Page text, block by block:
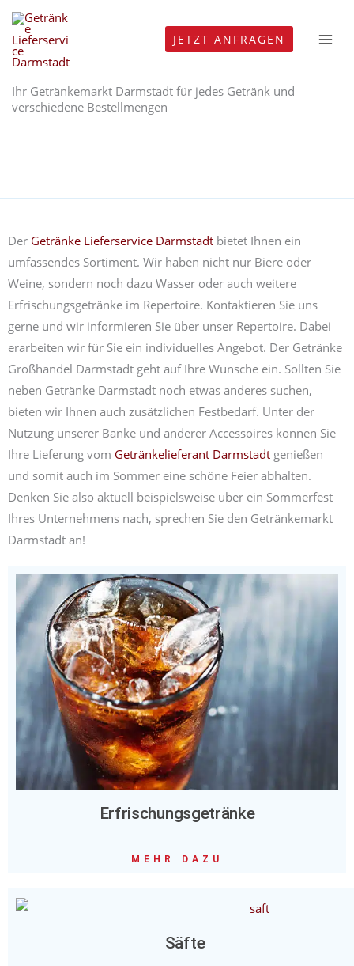
Zum
Inhalt
springen
JETZT ANFRAGEN
Ihr Getränkemarkt Darmstadt für jedes Getränk und
verschiedene Bestellmengen
Der Getränke Lieferservice Darmstadt bietet Ihnen ein
umfassendes Sortiment. Wir haben nicht nur Biere oder
Weine, sondern noch dazu Wasser oder auch weitere
Erfrischungsgetränke im Repertoire. Kontaktieren Sie uns
gerne und wir informieren Sie über unser Repertoire. Dabei
erarbeiten wir für Sie ein individuelles Angebot. Der Getränke
Großhandel Darmstadt geht auf Ihre Wünsche ein. Sollten Sie
neben Getränke Darmstadt noch etwas anderes suchen,
bieten wir Ihnen auch zusätzlichen Festbedarf. Unter der
Nutzung unserer Bänke und anderer Accessoires können Sie
Ihre Lieferung vom Getränkelieferant Darmstadt genießen
und somit auch im Sommer eine schöne Feier abhalten.
Denken Sie also aktuell beispielsweise über ein Sommerfest
Ihres Unternehmens nach, sprechen Sie den Getränkemarkt
Darmstadt an!
Erfrischungsgetränke
MEHR DAZU
Säfte